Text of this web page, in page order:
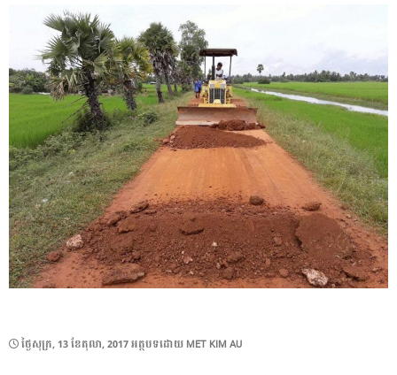
POSTED
ថ្ងៃ​សុក្រ, 13 ខែ​តុលា, 2017អត្ថបទដោយ MET KIM AU